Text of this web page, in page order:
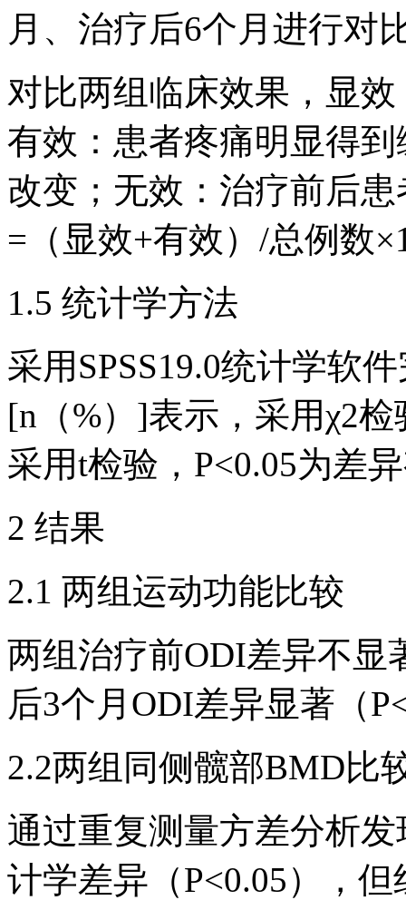
月、治疗后6个月进行对
对比两组临床效果，显
有效：患者疼痛明显得
改变；无效：治疗前后
=（显效+有效）/总例数
1.5 统计学方法
采用SPSS19.0统计学软
[n（%）]表示，采用χ2
采用t检验，P<0.05为差
2 结果
2.1 两组运动功能比较
两组治疗前ODI差异不显
后3个月ODI差异显著（
2.2两组同侧髋部BMD比
通过重复测量方差分析
计学差异（P<0.05），